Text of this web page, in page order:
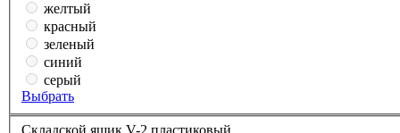
желтый
красный
зеленый
синий
серый
Выбрать
Складской ящик V-2 пластиковый